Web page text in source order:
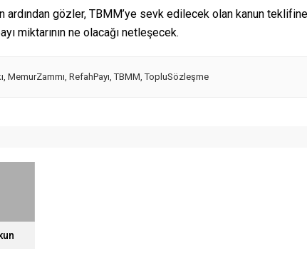
ardından gözler, TBMM’ye sevk edilecek olan kanun
miktarının ne olacağı netleşecek.
MemurZammı RefahPayı ,TBMM ,TopluSözleşme